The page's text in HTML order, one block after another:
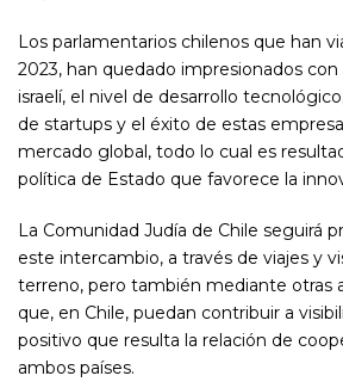
Los parlamentarios chilenos que han
2023, han quedado impresionados con
israelí, el nivel de desarrollo
de startups y el éxito de estas
mercado global, todo lo cual es
política de Estado que favorece la
La Comunidad Judía de Chile seguirá
este intercambio, a través de viajes y
terreno, pero también mediante otras
que, en Chile, puedan contribuir a
positivo que resulta la relación de
ambos países.